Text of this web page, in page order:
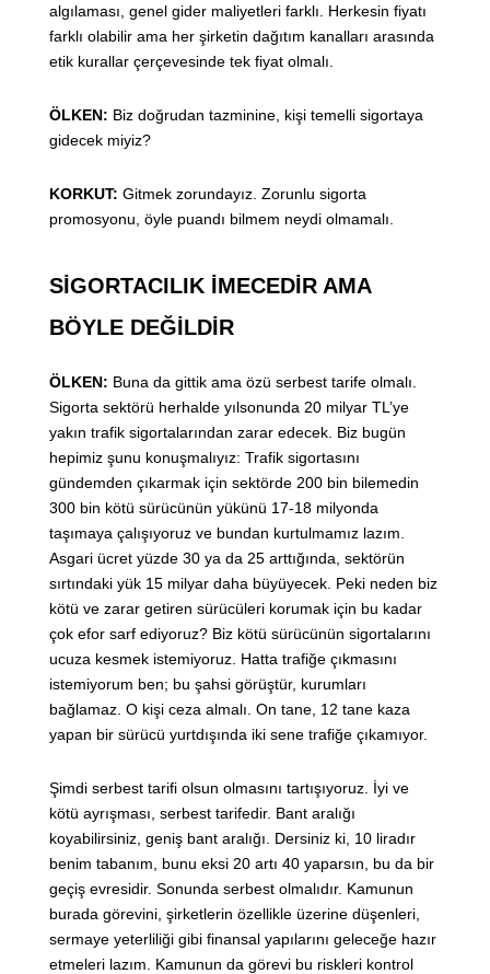
algılaması, genel gider maliyetleri farklı. Herkesin fiyatı
farklı olabilir ama her şirketin dağıtım kanalları arasında
etik kurallar çerçevesinde tek fiyat olmalı.
ÖLKEN: Biz doğrudan tazminine, kişi temelli sigortaya
gidecek miyiz?
KORKUT: Gitmek zorundayız. Zorunlu sigorta
promosyonu, öyle puandı bilmem neydi olmamalı.
SİGORTACILIK İMECEDİR AMA
BÖYLE DEĞİLDİR
ÖLKEN: Buna da gittik ama özü serbest tarife olmalı.
Sigorta sektörü herhalde yılsonunda 20 milyar TL’ye
yakın trafik sigortalarından zarar edecek. Biz bugün
hepimiz şunu konuşmalıyız: Trafik sigortasını
gündemden çıkarmak için sektörde 200 bin bilemedin
300 bin kötü sürücünün yükünü 17-18 milyonda
taşımaya çalışıyoruz ve bundan kurtulmamız lazım.
Asgari ücret yüzde 30 ya da 25 arttığında, sektörün
sırtındaki yük 15 milyar daha büyüyecek. Peki neden biz
kötü ve zarar getiren sürücüleri korumak için bu kadar
çok efor sarf ediyoruz? Biz kötü sürücünün sigortalarını
ucuza kesmek istemiyoruz. Hatta trafiğe çıkmasını
istemiyorum ben; bu şahsi görüştür, kurumları
bağlamaz. O kişi ceza almalı. On tane, 12 tane kaza
yapan bir sürücü yurtdışında iki sene trafiğe çıkamıyor.
Şimdi serbest tarifi olsun olmasını tartışıyoruz. İyi ve
kötü ayrışması, serbest tarifedir. Bant aralığı
koyabilirsiniz, geniş bant aralığı. Dersiniz ki, 10 liradır
benim tabanım, bunu eksi 20 artı 40 yaparsın, bu da bir
geçiş evresidir. Sonunda serbest olmalıdır. Kamunun
burada görevini, şirketlerin özellikle üzerine düşenleri,
sermaye yeterliliği gibi finansal yapılarını geleceğe hazır
etmeleri lazım. Kamunun da görevi bu riskleri kontrol